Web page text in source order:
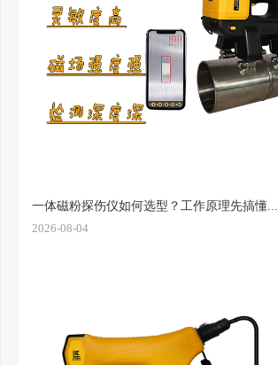
一体磁粉探伤仪如何选型？工作原理先搞懂...
2026-08-04